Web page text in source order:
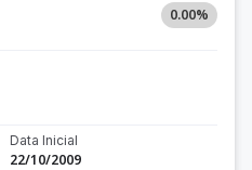
0.00%
Data Inicial
22/10/2009